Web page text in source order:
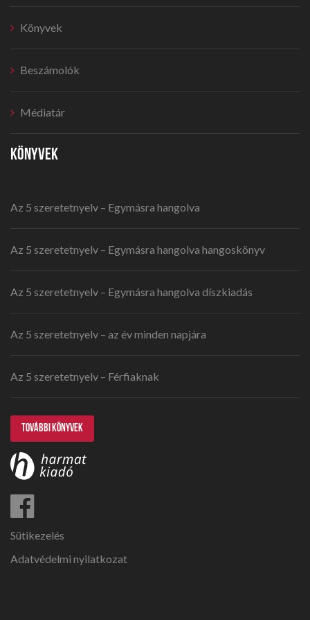
Könyvek
Beszámolók
Médiatár
KÖNYVEK
Az 5 szeretetnyelv – Egymásra hangolva
Az 5 szeretetnyelv – Egymásra hangolva hangoskönyv
Az 5 szeretetnyelv – Egymásra hangolva díszkiadás
Az 5 szeretetnyelv – az év minden napjára
Az 5 szeretetnyelv – Férfiaknak
TOVÁBBI KÖNYVEK
Sütikezelés
Adatvédelmi nyilatkozat